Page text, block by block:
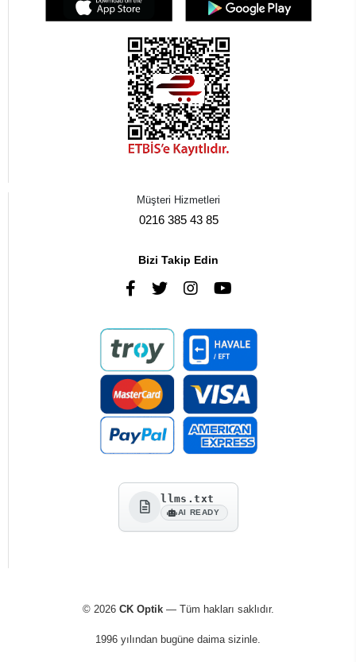
Müşteri Hizmetleri
0216 385 43 85
Bizi Takip Edin
llms.txt
AI READY
© 2026 CK Optik— Tüm hakları saklıdır.
1996 yılından bugüne daima sizinle.